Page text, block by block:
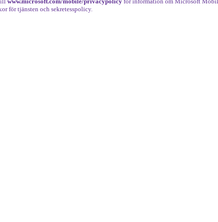
för tjänsten och sekretesspolicy.